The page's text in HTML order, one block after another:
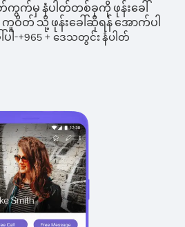
တ်ကွက်မှ နံပါတ်တစ်ခုကို ဖုန်းခေါ်
ကူဝိတ် သို့ ဖုန်းခေါ်ဆိုရန် အောက်ပါ
ါ-+965+ ဒေသတွင်း နံပါတ်